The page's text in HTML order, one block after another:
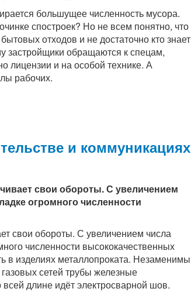
большущее численность мусора.
спостроек? Но не всем понятно, что
отходов и не достаточно кто знает
застройщики обращаются к спецам,
лицензии и на особой технике. А
рабочих.
и коммуникациях
свои обороты. С увеличением
огромного численности
свои обороты. С увеличением числа
численности высококачественных
в изделиях металлопроката. Незаменимы
сетей трубы железные
длине идёт электросварной шов.